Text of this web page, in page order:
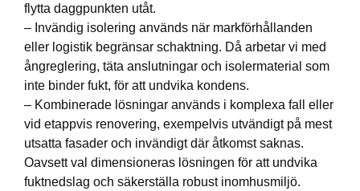
flytta daggpunkten utåt.
– Invändig isolering används när markförhållanden
eller logistik begränsar schaktning. Då arbetar vi med
ångreglering, täta anslutningar och isolermaterial som
inte binder fukt, för att undvika kondens.
– Kombinerade lösningar används i komplexa fall eller
vid etappvis renovering, exempelvis utvändigt på mest
utsatta fasader och invändigt där åtkomst saknas.
Oavsett val dimensioneras lösningen för att undvika
fuktnedslag och säkerställa robust inomhusmiljö.